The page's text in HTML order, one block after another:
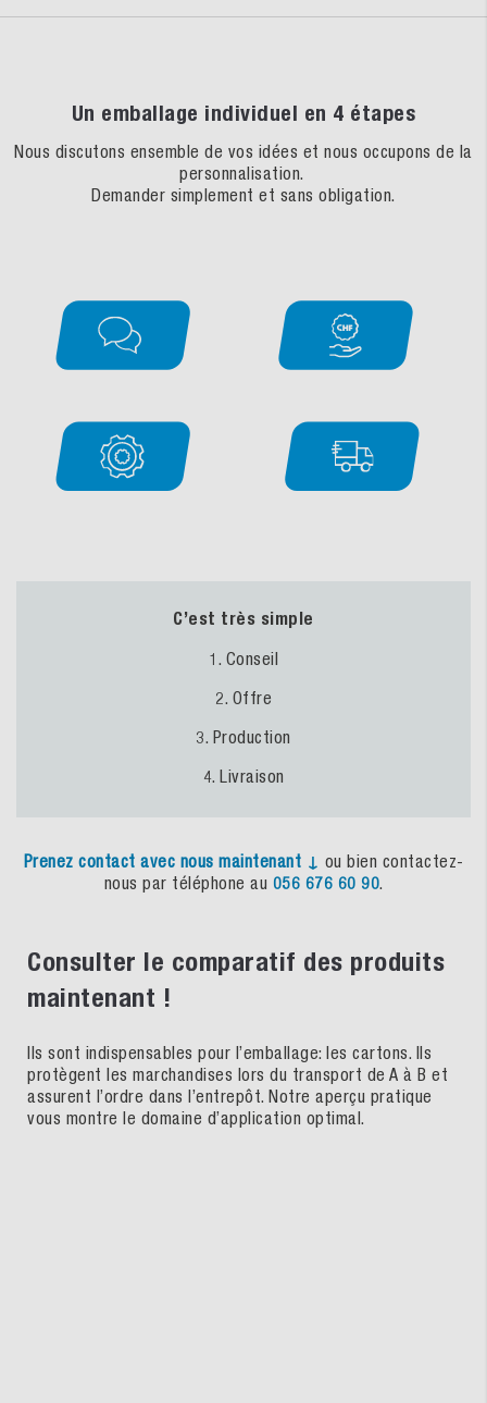
Un emballage individuel en 4 étapes
Nous discutons ensemble de vos idées et nous occupons de la
personnalisation.
Demander simplement et sans obligation.
C’est très simple
1. Conseil
2. Offre
3. Production
4. Livraison
Prenez contact avec nous maintenant ↓ ou bien contactez-
nous par téléphone au 056 676 60 90.
Consulter le comparatif des produits
maintenant !
Ils sont indispensables pour l’emballage: les cartons. Ils
protègent les marchandises lors du transport de A à B et
assurent l’ordre dans l’entrepôt. Notre aperçu pratique
vous montre le domaine d’application optimal.